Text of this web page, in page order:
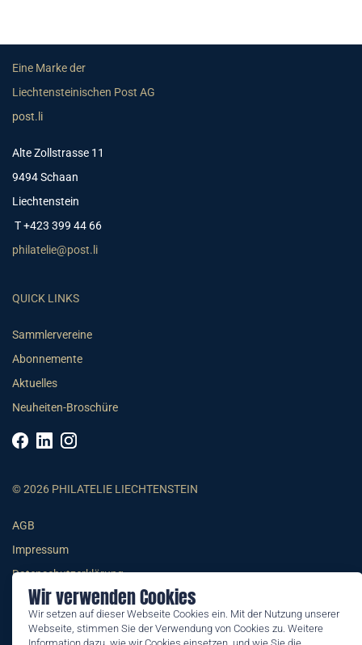
Wir verwenden Cookies
Wir setzen auf dieser Webseite Cookies ein. Mit der Nutzung unserer
Webseite, stimmen Sie der Verwendung von Cookies zu. Weitere
Eine Marke der
Liechtensteinischen Post AG
post.li
Alte Zollstrasse 11
9494 Schaan
Liechtenstein
T +423 399 44 66
philatelie@post.li
QUICK LINKS
Sammlervereine
Abonnemente
Aktuelles
Neuheiten-Broschüre
© 2026 PHILATELIE LIECHTENSTEIN
AGB
Impressum
Datenschutzerklärung